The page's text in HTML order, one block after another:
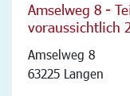
Amselweg 8 -
voraussichtlich
Amselweg 8
63225 Langen